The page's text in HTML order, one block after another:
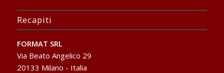
Recapiti
FORMAT SRL
Via Beato Angelico 29
20133 Milano - Italia